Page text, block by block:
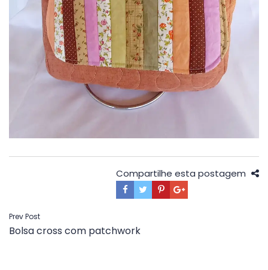
Compartilhe esta postagem
Navegação
de
Prev Post
Bolsa cross com patchwork